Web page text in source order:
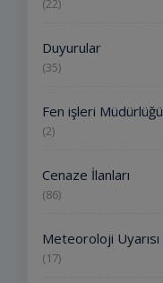
(22)
Duyurular
(35)
Fen işleri Müdürlüğü
(2)
Cenaze İlanları
(86)
Meteoroloji Uyarısı
(17)